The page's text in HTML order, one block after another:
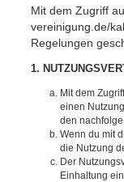
Mit dem Zugriff
vereinigung.de/
Regelungen
1.
Mit dem
einen
den
Wenn du mit
die Nutzung
Der
Einhaltung